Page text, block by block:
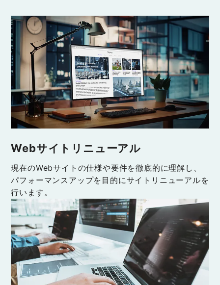
Webサイトリニューアル
現在のWebサイトの仕様や要件を徹底的に理解し、
パフォーマンスアップを目的にサイトリニューアルを
行います。